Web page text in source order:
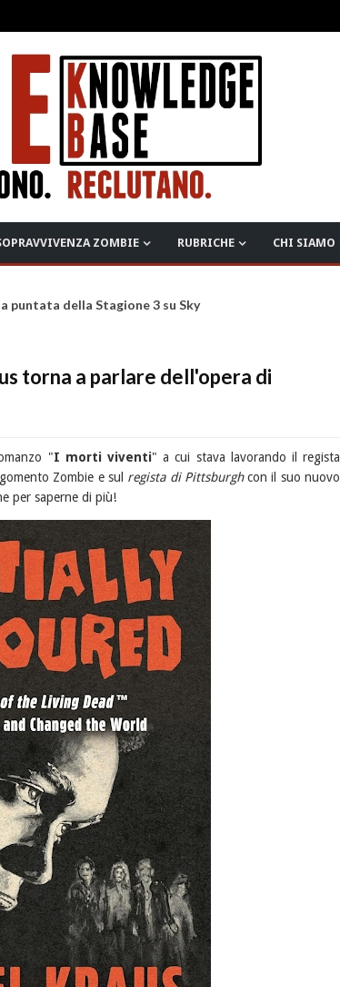
ZOMBIE RUBRICHE CHI SIAMO
puntata della Stagione 3 su Sky
torna a parlare dell'opera di
"I morti viventi" a cui stava lavorando il regista
Zombie e sul regista di Pittsburghcon il suo nuovo
per saperne di più!